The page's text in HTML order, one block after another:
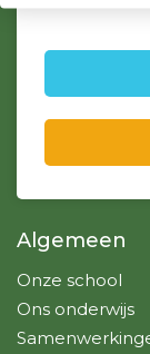
Algemeen
Onze school
Ons onderwijs